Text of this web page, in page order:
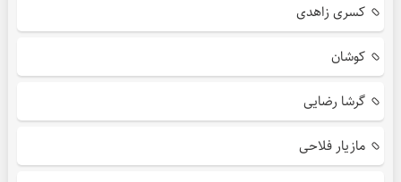
کسری زاهدی
کوشان
گرشا رضایی
مازیار فلاحی